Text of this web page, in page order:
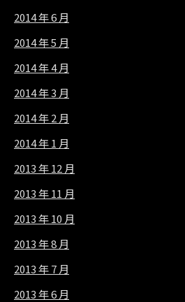
2014 年 6 月
2014 年 5 月
2014 年 4 月
2014 年 3 月
2014 年 2 月
2014 年 1 月
2013 年 12 月
2013 年 11 月
2013 年 10 月
2013 年 8 月
2013 年 7 月
2013 年 6 月